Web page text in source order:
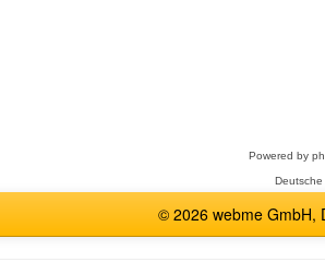
Powered by
© 2026 webme GmbH,